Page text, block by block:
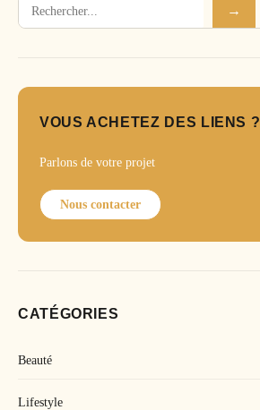
Rechercher →
VOUS ACHETEZ DES LIENS ?
Parlons de votre projet
Nous contacter
CATÉGORIES
Beauté
Lifestyle